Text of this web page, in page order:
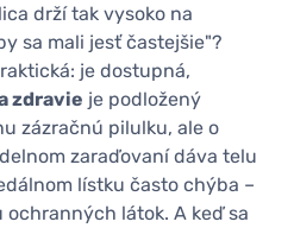
drží tak vysoko na
sa mali jesť častejšie"?
je dostupná,
zdravie je podložený
zázračnú pilulku, ale o
zaraďovaní dáva telu
lístku často chýba –
látok. A keď sa